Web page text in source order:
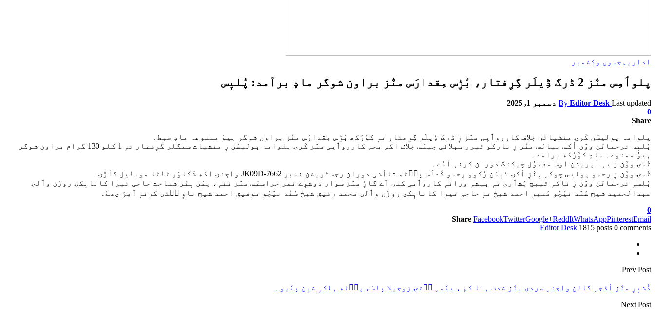
اداریہ جموں وکشمیر
پلوٲمِس منٛز 2 ڈرگ ڈِیلَر گِرِفتار، بٔڑِس مِقدارَس منٛز براون شوگر مادٕ برآمد: پُلیٖس
By Editor Desk Last updated
دسمبر 1, 2025
0
Share
پلوامہ پولیسَن کٔرۍ منشیاتن خٕلاف کارروٲیِی منٛز زٕ ڈرگ ڈِیلَر گِرِفتار تہٕ کوٚرُکھ بٔڑِس مِقدارَس منٛز براون شوگر ہیوٗ ممنوعہ مادٕ ضبط۔
پُلیٖس ترجمانَن ووٚن أکِس بیانَس منٛز زِ نارکو ٹیرر سپلائی چینَس خٕلاف اکہِ بجہِ کارروٲیِی منٛز کٔرۍ پلوامہ پولیسَن زٕ منشیات سمگلر گِرِفتار تہٕ 1 کِلو 130 گرام براون شوگر
ہیوٗ ممنوعہ مادٕ کوٚرُکھ برآمد۔
تٔمۍ ووٚن زِ یہِ آپریشن اوس معموٗل چیکنگ دوران کرنہٕ آمُت۔
تٔمۍ ووٚن زِ رحمو پولیس چوکہِ ہٕنٛزِ أکۍ ٹیٖمَن رُکوو رحمو کٔدلَس پٮ۪ٹھ تلٲشی دوران رجسٹریشن نمبر JK09D-7662 واجِنۍ اکھ شَکاوَر ٹاٹا موبایِل گٲڑۍ۔
پُلسہٕ ترجمانَن ووٚن زِ ناکہٕ ٹیمٕچ ہُشٲری تہٕ پیشہٕ ورانہٕ کاروٲیی کِنۍ آے گاڑِ منٛز سوار دۄشوٕے نفر حِراستَس منٛز نِنہٕ، یِمَن ہٕنٛز شناخت حاجی تیرا کاناہٕکۍ روزَن وٲلۍ
عبدالحمید شیخ سُنٛد نیٚچُو مُنیر احمد شیخ تہٕ حاجی تیرا کاناہٕکۍ روزَن وٲلۍ محمد رفیق شیخ سُنٛد نیٚچُو توفیق احمد شیخ ناوٕ سۭتۍ کرنہٕ آمٕژ چھےٚ۔
0
Share FacebookTwitterGoogle+ReddItWhatsAppPinterestEmail
Editor Desk 1815 posts 0 comments
Prev Post
کٔشیٖرِ منٛز أڈجہِ گالن واجنہِ سردی ہٕنٛز شدت ہنا کم ، ییٚمہِ سۭتۍ زوجیلا پاسَس پٮ۪ٹھ ہلکہٕ شیٖن پیٚیو۔
Next Post